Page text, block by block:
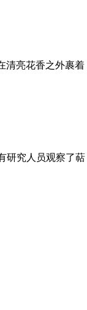
清亮花香之外裹着
研究人员观察了萜